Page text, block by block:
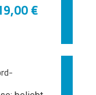
€